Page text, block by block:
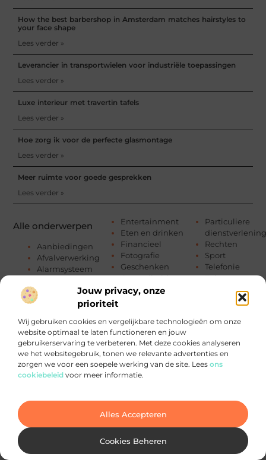
Jouw privacy, onze
prioriteit
Wij gebruiken cookies en vergelijkbare technologieën om onze
website optimaal te laten functioneren en jouw
gebruikerservaring te verbeteren. Met deze cookies analyseren
we het websitegebruik, tonen we relevante advertenties en
zorgen we voor een soepele werking van de site. Lees ons
cookiebeleid voor meer informatie.
Alles Accepteren
Cookies Beheren
Alle onderwerpen
Aanbiedingen
Afvalverwerking
Alarmsysteem
Banen en
opleidingen
verzorging
Bedrijven
Bloemen
Blog
Boeken en
Cadeau
Dienstverlening
Entertainment
Eten en drinken
Financieel
Fotografie
Geschenken
Gezondheid
Groothandel
Horeca
Huishoudelijk
Industrie
Internet
Internet
marketing
Kunst en Kitsch
Management
Media
Meubels
Particuliere
dienstverlening
Rechten
Sport
Telefonie
Tuin en
buitenleven
Tweewielers
Verbouwen
transport
Winkelen
Woning en Tuin
Zakelijke
dienstverlening
How the best barbershop in Amsterdam matches hairstyles to
your face shape
Lees verder »
Leverancier in transportwielen voor industriële toepassingen
Lees verder »
Luxe interieur met travertin tafels
Lees verder »
Hoe zorg ik voor de perfecte glasmontage
Lees verder »
Meer ruimte voor goede gesprekken
Lees verder »